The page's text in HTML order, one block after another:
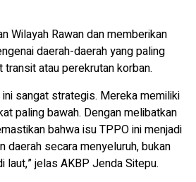
Wilayah Rawan dan memberikan
daerah-daerah yang paling
atau perekrutan korban.
sangat strategis. Mereka memiliki
paling bawah. Dengan melibatkan
bahwa isu TPPO ini menjadi
daerah secara menyeluruh, bukan
laut,” jelas AKBP Jenda Sitepu.